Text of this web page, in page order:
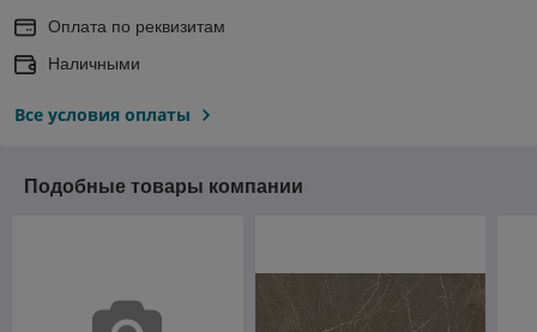
Оплата по реквизитам
Наличными
Все условия оплаты
Подобные товары компании